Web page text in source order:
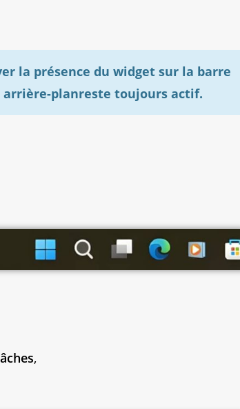
la présence du widget sur la barre
arrière-planreste toujours actif.
,